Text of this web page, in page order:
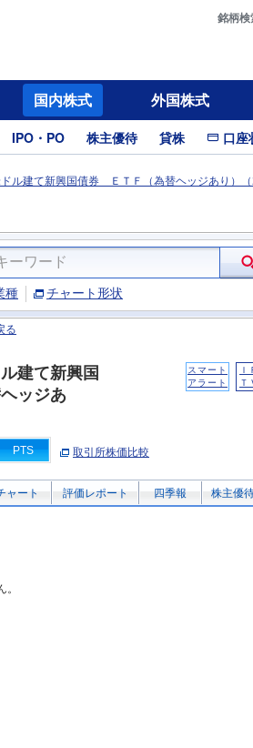
銘柄検
国内株式 外国株式
IPO・PO 株主優待 貸株 口座
ル建て新興国債券 ＥＴＦ（為替ヘッジあり）（
種 チャート形状
る
建て新興国
ッジあ
スマート
アラート
Ｉ
Ｔ
PTS 取引所株価比較
ャート 評価レポート 四季報 株主優